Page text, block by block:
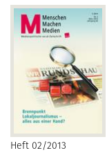
Heft 02/2013